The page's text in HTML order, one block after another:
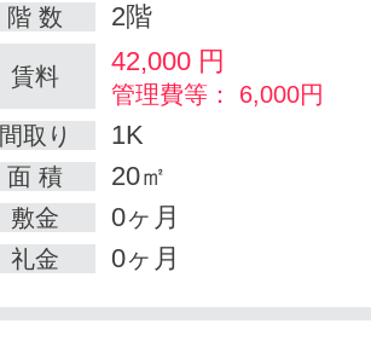
階 数 2階
賃料 42,000 円
管理費等： 6,000円
間取り
1K
面 積 20㎡
敷金 0ヶ月
礼金 0ヶ月